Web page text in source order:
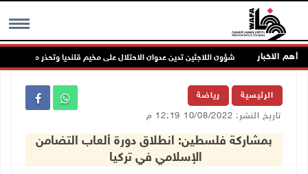
MENU أهم الاخبار شؤون اللاجئين تدين عدوان الاحتلال على مخيم قلنديا وتحذر من مخطط
الرئيسية رياضة
تاريخ النشر: 10/08/2022 12:19 م
بمشاركة فلسطين: انطلاق دورة ألعاب التضامن
الإسلامي في تركيا